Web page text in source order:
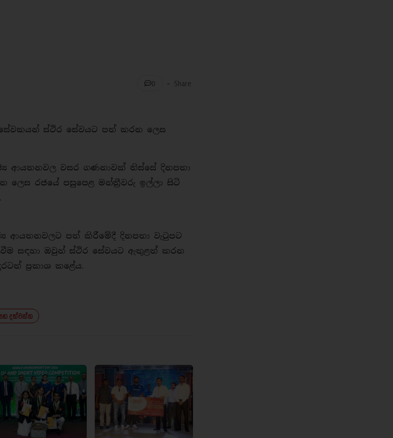
0 - Share
ස්ථිර සේවයට පත් කරන ලෙස
ආයතනවල වසර ගණනාවක් තිස්සේ දිනපතා
ලෙස රජයේ පසුපෙළ මන්ත්‍රීවරු ඉල්ලා සිටි
ආයතනවලට පත් කිරීමේදී දිනපතා වැටුපට
සඳහා ඔවුන් ස්ථිර සේවයට ඇතුළත් කරන
ප්‍රකාශ කළේය.
දක්වන්න